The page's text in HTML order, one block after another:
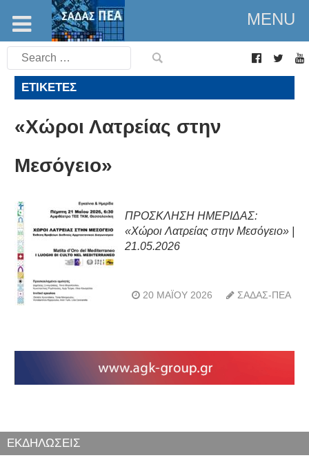
MENU
Search
for:
ΕΤΙΚΈΤΕΣ
«Χώροι Λατρείας στην
Μεσόγειο»
ΠΡΟΣΚΛΗΣΗ ΗΜΕΡΙΔΑΣ:
«Χώροι Λατρείας στην Μεσόγειο» |
21.05.2026
20 ΜΑΪ́ΟΥ 2026 ΣΑΔΑΣ-ΠΕΑ
ΕΚΔΗΛΩΣΕΙΣ